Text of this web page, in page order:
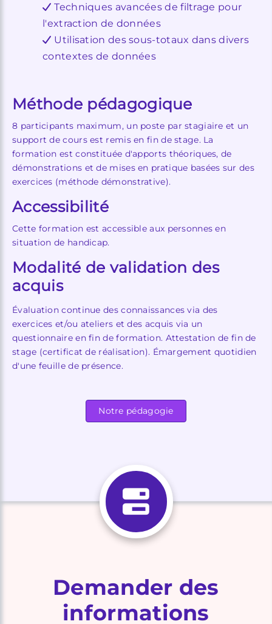
Techniques avancées de filtrage pour
l'extraction de données
Utilisation des sous-totaux dans divers
contextes de données
Méthode pédagogique
8 participants maximum, un poste par stagiaire et un
support de cours est remis en fin de stage. La
formation est constituée d'apports théoriques, de
démonstrations et de mises en pratique basées sur des
exercices (méthode démonstrative).
Accessibilité
Cette formation est accessible aux personnes en
situation de handicap.
Modalité de validation des
acquis
Évaluation continue des connaissances via des
exercices et/ou ateliers et des acquis via un
questionnaire en fin de formation. Attestation de fin de
stage (certificat de réalisation). Émargement quotidien
d'une feuille de présence.
Notre pédagogie
Demander des
informations